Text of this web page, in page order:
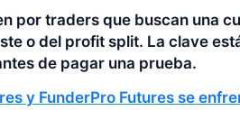
por traders que buscan una
o del profit split. La clave
de pagar una prueba.
y FunderPro Futures se